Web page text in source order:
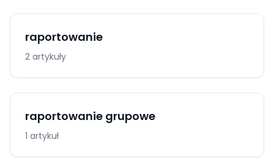
raportowanie
2 artykuły
raportowanie grupowe
1 artykuł